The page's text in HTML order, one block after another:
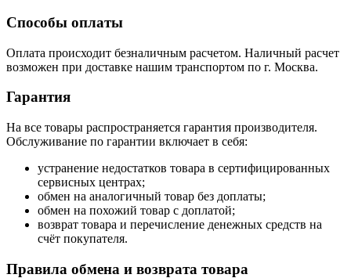
Способы оплаты
Оплата происходит безналичным расчетом. Наличный расчет
возможен при доставке нашим транспортом по г. Москва.
Гарантия
На все товары распространяется гарантия производителя.
Обслуживание по гарантии включает в себя:
устранение недостатков товара в сертифицированных
сервисных центрах;
обмен на аналогичный товар без доплаты;
обмен на похожий товар с доплатой;
возврат товара и перечисление денежных средств на
счёт покупателя.
Правила обмена и возврата товара